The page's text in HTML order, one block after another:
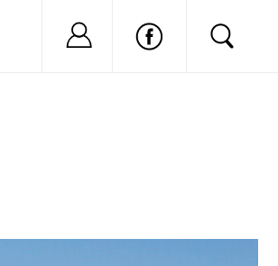
Nu ai cont?